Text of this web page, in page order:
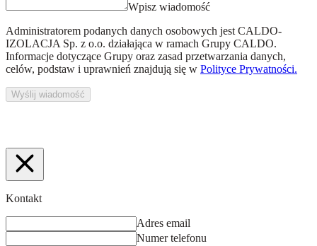
Wpisz wiadomość
Administratorem podanych danych osobowych jest CALDO-
IZOLACJA Sp. z o.o. działająca w ramach Grupy CALDO.
Informacje dotyczące Grupy oraz zasad przetwarzania danych,
celów, podstaw i uprawnień znajdują się w Polityce Prywatności.
Wyślij wiadomość
Kontakt
Adres email
Numer telefonu